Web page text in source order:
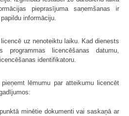
pieprasījuma saņemšanas ir
informāciju.
uz nenoteiktu laiku. Kad dienests
programmas licencēšanas datumu,
identifikatoru.
lēmumu par atteikumu licencēt
punktā minētie dokumenti vai saskaņā ar